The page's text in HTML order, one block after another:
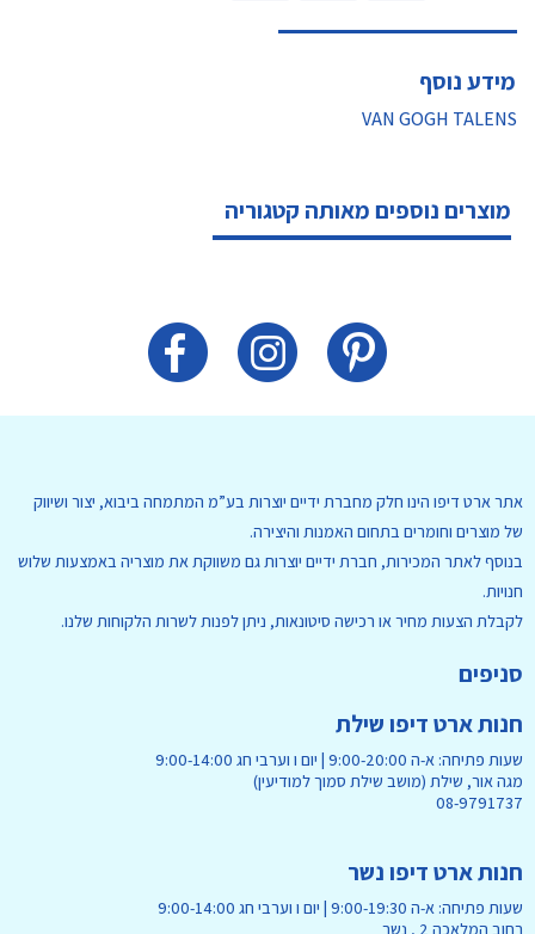
מידע נוסף
VAN GOGH TALENS
מוצרים נוספים מאותה קטגוריה
אתר ארט דיפו הינו חלק מחברת ידיים יוצרות בע”מ המתמחה ביבוא, יצור ושיווק
של מוצרים וחומרים בתחום האמנות והיצירה.
בנוסף לאתר המכירות, חברת ידיים יוצרות גם משווקת את מוצריה באמצעות שלוש
חנויות.
לקבלת הצעות מחיר או רכישה סיטונאות, ניתן לפנות לשרות הלקוחות שלנו.
סניפים
חנות ארט דיפו שילת
שעות פתיחה: א-ה 9:00-20:00 | יום ו וערבי חג 9:00-14:00
מגה אור, שילת (מושב שילת סמוך למודיעין)
08-9791737
חנות ארט דיפו נשר
שעות פתיחה: א-ה 9:00-19:30 | יום ו וערבי חג 9:00-14:00
רחוב המלאכה 2 , נשר